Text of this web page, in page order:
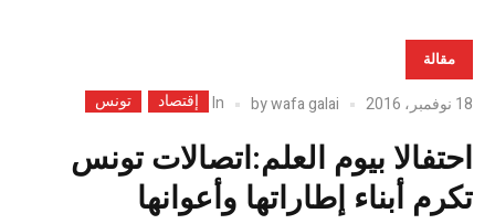
مقالة
18 نوفمبر، 2016 bywafa galai
In إقتصاد تونس
احتفالا بيوم العلم:اتصالات تونس
تكرم أبناء إطاراتها وأعوانها